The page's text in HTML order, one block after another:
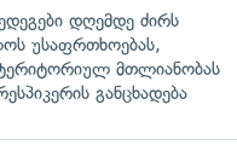
დღემდე ძირს
უსაფრთხოებას,
მთლიანობას
განცხადება